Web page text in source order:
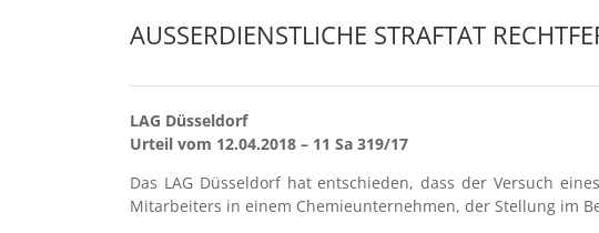
AUSSERDIENSTLICHE STRAFTAT
LAG Düsseldorf
Urteil vom 12.04.2018 – 11 Sa 319/17
Das LAG Düsseldorf hat entschieden, dass der Versuch
Mitarbeiters in einem Chemieunternehmen, der Stellung im